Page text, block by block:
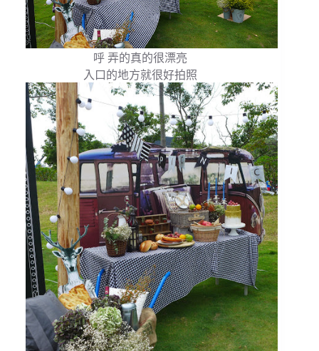
呼 弄的真的很漂亮
入口的地方就很好拍照